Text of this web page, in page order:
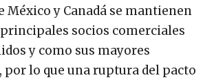
México y Canadá se mantienen
socios comerciales
y como sus mayores
por lo que una ruptura del pacto